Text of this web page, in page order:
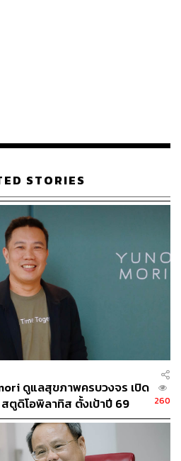
อดูแลตนเอง (Self-Care)
อร์จี้เยอะมาก เป็น 100%
พตใช้พลังงานไม่หมดก็จะนอนไม่
คือการออกกำลังกาย ซึ่งเรียกว่า
ยก็ว่าได้ แต่ไม่ได้ออกกำลังเพื่อ
ราะชอบใช้พลังงาน นอกจากนี้ยัง
ยอนุญาตให้ตัวเองมี 1-2 วันต่อ
จริงๆ รสจัดจ้าน หรือของทอด ซึ่ง
เพื่อให้ใจรู้สึกว่าตัวเองยัง ‘โอเค’
ป็นเซฟโซนและช่วยฮีลใจ
STORIES
ดูแลสุขภาพครบวงจร เปิด
ตูดิโอพิลาทิส ตั้งเป้าปี 69
260